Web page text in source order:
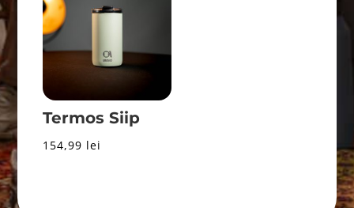
Termos Siip
154,99 lei